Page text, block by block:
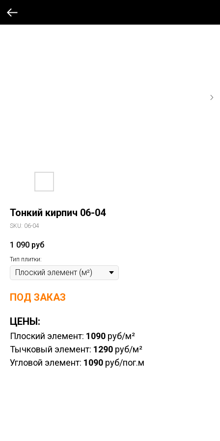
Тонкий кирпич 06-04
SKU: 06-04
1 090 руб
Тип плитки:
ПОД ЗАКАЗ
ЦЕНЫ:
Плоский элемент: 1090 руб/м²
Тычковый элемент: 1290 руб/м²
Угловой элемент: 1090 руб/пог.м